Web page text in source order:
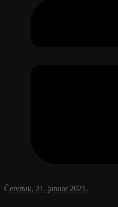
Četvrtak, 21. januar 2021.